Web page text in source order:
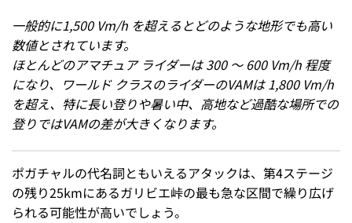
一般的に1,500 Vm/h を超えるとどのような地形でも高い
数値とされています。
ほとんどのアマチュア ライダーは 300 ～ 600 Vm/h 程度
になり、ワールド クラスのライダーのVAMは 1,800 Vm/h
を超え、特に長い登りや暑い中、高地など過酷な場所での
登りではVAMの差が大きくなります。
ポガチャルの代名詞ともいえるアタックは、第4ステージ
の残り25kmにあるガリビエ峠の最も急な区間で繰り広げ
られる可能性が高いでしょう。